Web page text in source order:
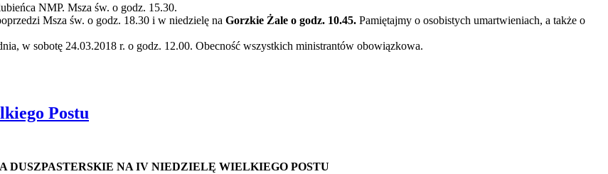
NMP. Msza św. o godz. 15.30.
Msza św. o godz. 18.30 i w niedzielę na Gorzkie Żale o godz. 10.45. Pamiętajmy o osobistych umartwieniach, a także o
w sobotę 24.03.2018 r. o godz. 12.00. Obecność wszystkich ministrantów obowiązkowa.
Postu
DUSZPASTERSKIE NA IV NIEDZIELĘ WIELKIEGO POSTU